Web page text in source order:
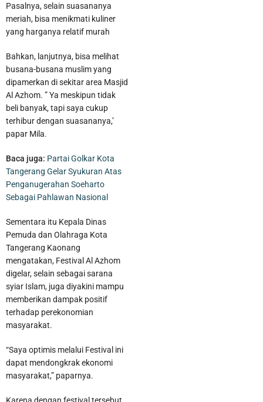
Pasalnya, selain suasananya
meriah, bisa menikmati kuliner
yang harganya relatif murah
Bahkan, lanjutnya, bisa melihat
busana-busana muslim yang
dipamerkan di sekitar area Masjid
Al Azhom. ” Ya meskipun tidak
beli banyak, tapi saya cukup
terhibur dengan suasananya,’
papar Mila.
Baca juga: Partai Golkar Kota
Tangerang Gelar Syukuran Atas
Penganugerahan Soeharto
Sebagai Pahlawan Nasional
Sementara itu Kepala Dinas
Pemuda dan Olahraga Kota
Tangerang Kaonang
mengatakan, Festival Al Azhom
digelar, selain sebagai sarana
syiar Islam, juga diyakini mampu
memberikan dampak positif
terhadap perekonomian
masyarakat.
“Saya optimis melalui Festival ini
dapat mendongkrak ekonomi
masyarakat,” paparnya.